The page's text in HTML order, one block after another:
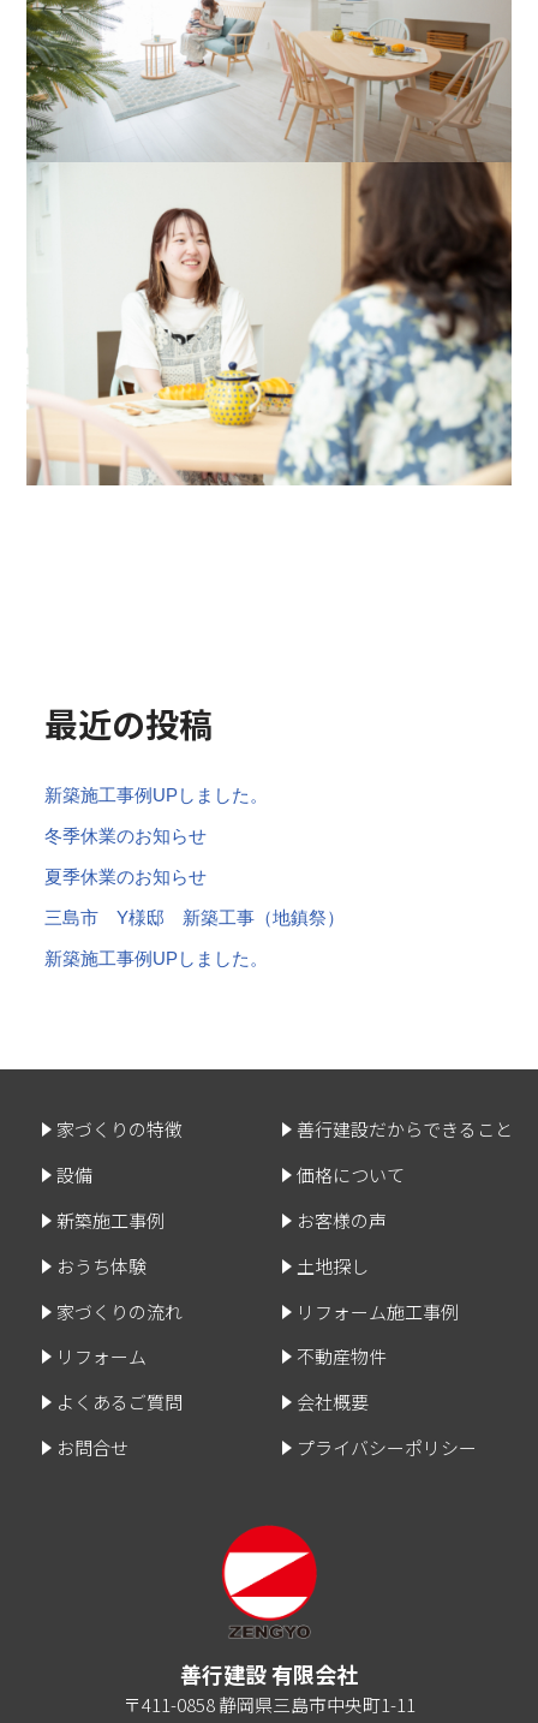
最近の投稿
新築施工事例UPしました。
冬季休業のお知らせ
夏季休業のお知らせ
三島市 Y様邸 新築工事（地鎮祭）
新築施工事例UPしました。
家づくりの特徴
善行建設だからできること
設備
価格について
新築施工事例
お客様の声
おうち体験
土地探し
家づくりの流れ
リフォーム施工事例
リフォーム
不動産物件
よくあるご質問
会社概要
お問合せ
プライバシーポリシー
善行建設 有限会社
〒411-0858 静岡県三島市中央町1-11